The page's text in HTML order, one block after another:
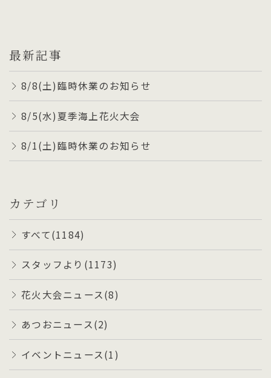
最新記事
8/8(土)臨時休業のお知らせ
8/5(水)夏季海上花火大会
8/1(土)臨時休業のお知らせ
カテゴリ
すべて(1184)
スタッフより(1173)
花火大会ニュース(8)
あつおニュース(2)
イベントニュース(1)